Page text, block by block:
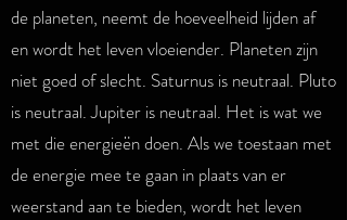
de planeten, neemt de hoeveelheid lijden af
en wordt het leven vloeiender. Planeten zijn
niet goed of slecht. Saturnus is neutraal. Pluto
is neutraal. Jupiter is neutraal. Het is wat we
met die energieën doen. Als we toestaan met
de energie mee te gaan in plaats van er
weerstand aan te bieden, wordt het leven